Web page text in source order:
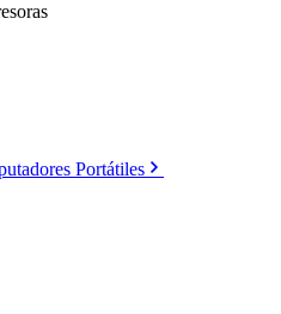
Portátiles